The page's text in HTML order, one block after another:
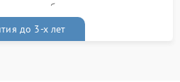
талоном бесплатно
до 3-х лет